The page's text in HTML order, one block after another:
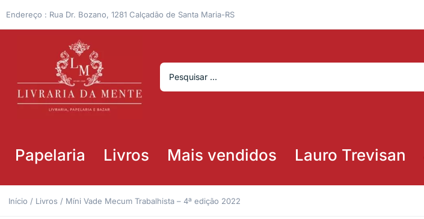
Endereço : Rua Dr. Bozano, 1281 Calçadão de Santa Maria-RS
Papelaria Livros Mais vendidos Lauro Trevisan
Início / Livros / Míni Vade Mecum Trabalhista – 4ª edição 2022